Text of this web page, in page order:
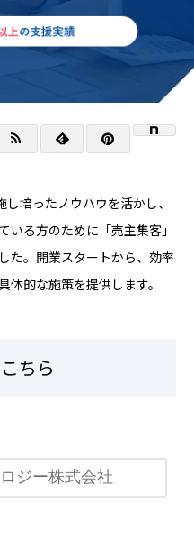
培ったノウハウを活かし、
る方のために「売主集客」
た。開業スタートから、効率
的な施策を提供します。
ちら